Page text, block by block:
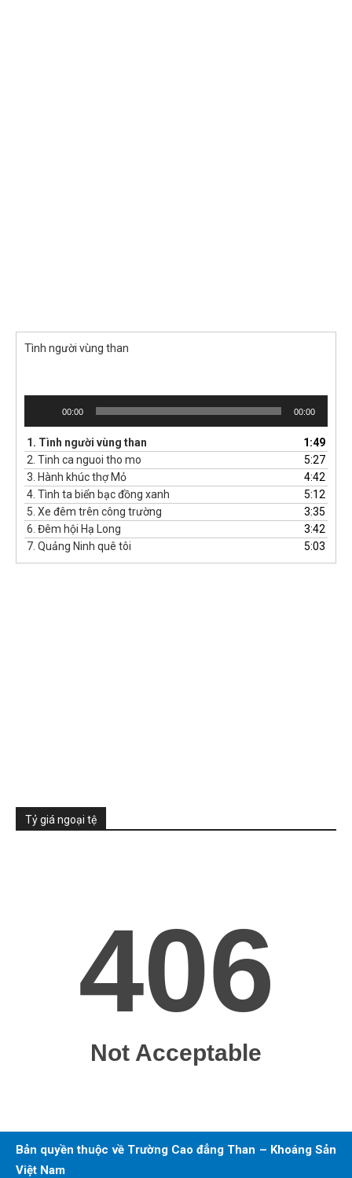
Tình người vùng than
âm
thanh
00:00 00:00
1. Tình người vùng than
1:49
2. Tinh ca nguoi tho mo
5:27
3. Hành khúc thợ Mỏ
4:42
4. Tình ta biển bạc đồng xanh
5:12
5. Xe đêm trên công trường
3:35
6. Đêm hội Hạ Long
3:42
7. Quảng Ninh quê tôi 5:03
Tỷ giá ngoại tệ
Bản quyền thuộc về Trường Cao đẳng Than – Khoáng Sản
Việt Nam